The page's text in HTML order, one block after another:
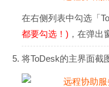
在右侧列表中勾选「
都要勾选！) ，在弹出
将ToDesk的主界面截